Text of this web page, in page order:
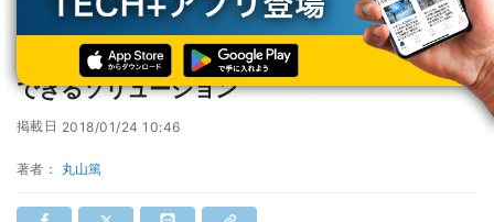
NTTAT、モバイル端末の生体認証でログインできるソリューション
NTTAT、モバイル端末の生体認証でログイン
できるソリューション
掲載日 2018/01/24 10:46
著者： 丸山篤